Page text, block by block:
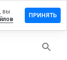
вы
ПРИНЯТЬ